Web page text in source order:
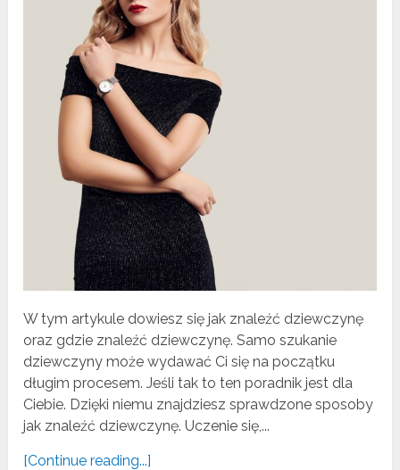
W tym artykule dowiesz się jak znaleźć dziewczynę
oraz gdzie znaleźć dziewczynę. Samo szukanie
dziewczyny może wydawać Ci się na początku
długim procesem. Jeśli tak to ten poradnik jest dla
Ciebie. Dzięki niemu znajdziesz sprawdzone sposoby
jak znaleźć dziewczynę. Uczenie się,...
[Continue reading...]